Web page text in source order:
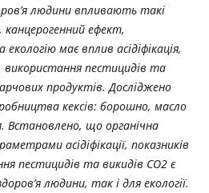
людини впливають такі
ефект,
має вплив асідіфікація,
використання пестицидів та
продуктів. Досліджено
кексів: борошно, масло
Встановлено, що органічна
асідіфікації, показників
пестицидів та викидів СО2 є
людини, так і для екології.